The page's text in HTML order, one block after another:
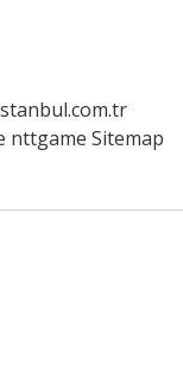
nttgame Sitemap